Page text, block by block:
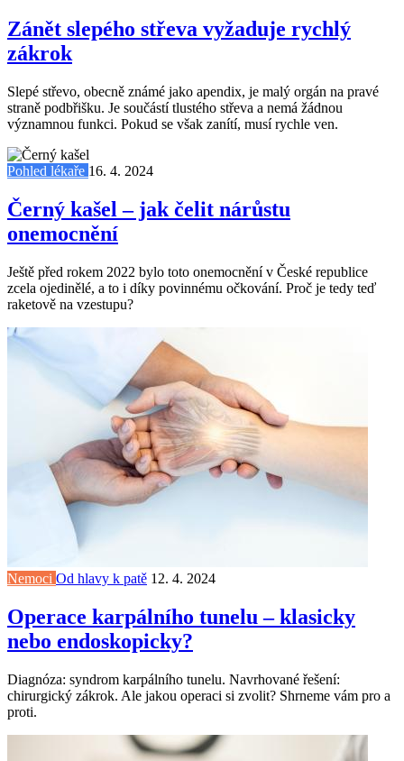
Zánět slepého střeva vyžaduje rychlý
zákrok
Slepé střevo, obecně známé jako apendix, je malý orgán na pravé
straně podbřišku. Je součástí tlustého střeva a nemá žádnou
významnou funkci. Pokud se však zanítí, musí rychle ven.
Pohled lékaře 16. 4. 2024
Černý kašel – jak čelit nárůstu
onemocnění
Ještě před rokem 2022 bylo toto onemocnění v České republice
zcela ojedinělé, a to i díky povinnému očkování. Proč je tedy teď
raketově na vzestupu?
Nemoci Od hlavy k patě 12. 4. 2024
Operace karpálního tunelu – klasicky
nebo endoskopicky?
Diagnóza: syndrom karpálního tunelu. Navrhované řešení:
chirurgický zákrok. Ale jakou operaci si zvolit? Shrneme vám pro a
proti.